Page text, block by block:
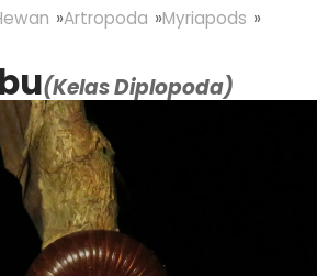
Artropoda
Myriapods
(Kelas Diplopoda)